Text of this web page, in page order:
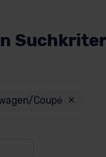
Coupé